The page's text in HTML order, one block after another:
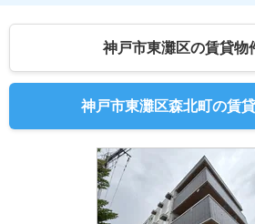
不動産会
TOP
神戸市東灘区の賃貸物
神戸市東灘区森北町の賃